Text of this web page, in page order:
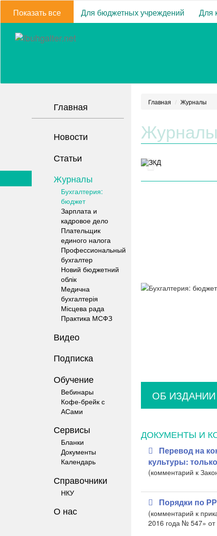
Показать все Для бюджетных учреждений Для
Главная
Новости
Статьи
Журналы
Бухгалтерия:
бюджет
Зарплата и
кадровое дело
Плательщик
единого налога
Профессиональный
бухгалтер
Новий бюджетний
облік
Медична
бухгалтерія
Місцева рада
Практика МСФЗ
Видео
Подписка
Обучение
Вебинары
Кофе-брейк с
АСами
Сервисы
Бланки
Документы
Календарь
Справочники
НКУ
О нас
Главная Журналы
Журналы
ОБ ИЗДАНИИ
ДОКУМЕНТЫ И
Перевод на
культуры:
(комментарий к
Порядки по
​(комментарий к
2016 года № 547»